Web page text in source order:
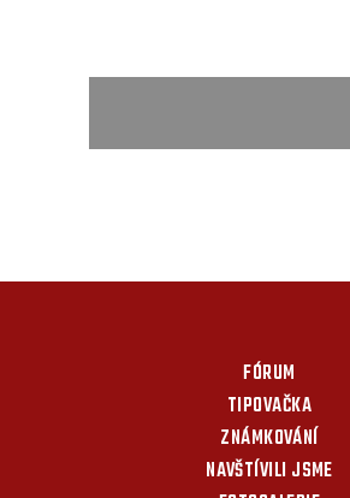
FÓRUM
TIPOVAČKA
ZNÁMKOVÁNÍ
NAVŠTÍVILI JSME